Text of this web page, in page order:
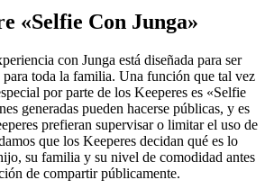
«Selfie Con Junga»
con Junga está diseñada para ser
toda la familia. Una función que tal vez
por parte de los Keeperes es «Selfie
generadas pueden hacerse públicas, y es
prefieran supervisar o limitar el uso de
que los Keeperes decidan qué es lo
su familia y su nivel de comodidad antes
de compartir públicamente.